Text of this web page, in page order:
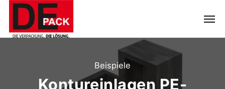
Beispiele
Kontureinlagen PE-